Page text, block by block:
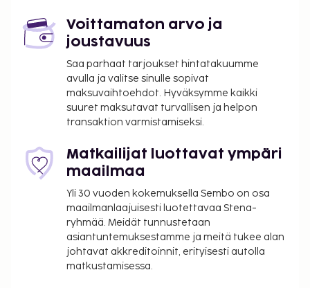
per yö
Tässä on mainittu kaikki majoituspaikan meille
ilmoittamat maksut.
Hotelli veloittaa seuraavat maksut ja takuumaksut
palvelun toimittamisen, sisään- tai
uloskirjautumisen yhteydessä.
Mannermainen aamiainen: noin 10 EUR aikuisille
ja noin 5 EUR lapsille
Omatoiminen pysäköinti: 10 EUR per yö
Lemmikit: 8 EUR per lemmikki per yö
Lisävuoteet ovat saatavilla lisämaksusta
Yllä oleva luettelo ei ehkä kata kaikkea. Maksut ja
takuumaksut eivät välttämättä sisällä veroja, ja ne
saattavat muuttua.
Voittamaton arvo ja
joustavuus
Saa parhaat tarjoukset hintatakuumme
avulla ja valitse sinulle sopivat
maksuvaihtoehdot. Hyväksymme kaikki
suuret maksutavat turvallisen ja helpon
transaktion varmistamiseksi.
Matkailijat luottavat ympäri
maailmaa
Yli 30 vuoden kokemuksella Sembo on osa
maailmanlaajuisesti luotettavaa Stena-
ryhmää. Meidät tunnustetaan
asiantuntemuksestamme ja meitä tukee alan
johtavat akkreditoinnit, erityisesti autolla
matkustamisessa.